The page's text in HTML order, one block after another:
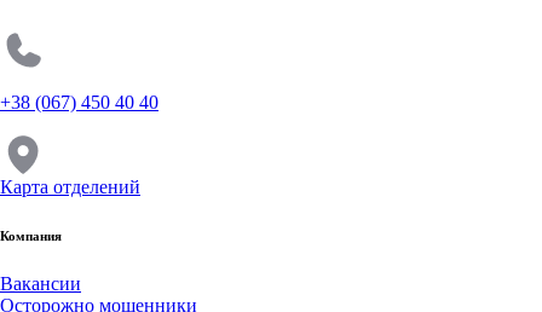
+38 (067) 450 40 40
Карта отделений
Компания
Вакансии
Осторожно мошенники